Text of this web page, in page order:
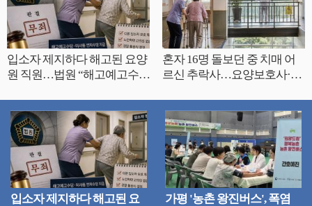
입소자 제지하다 해고된 요양
원 직원…법원 “해고예고수당
혼자 16명 돌보던 중 치매 어
르신 추락사…요양보호사·대
입소자 제지하다 해고된 요
가평 '농촌 왕진버스', 폭염